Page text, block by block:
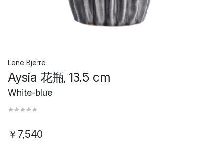
Lene Bjerre
Aysia 花瓶 13.5 cm
White-blue
￥7,540